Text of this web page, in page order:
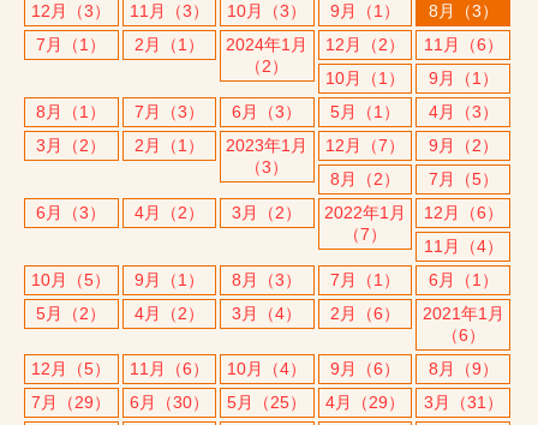
12月（3）
11月（3） 10月（3） 9月（1）
8月（3）
7月（1）
2月（1）
2024年1月
（2）
12月（2）
11月（6）
10月（1）
9月（1）
8月（1）
7月（3） 6月（3） 5月（1）
4月（3）
3月（2）
2月（1）
2023年1月
（3）
12月（7）
9月（2）
8月（2）
7月（5）
6月（3）
4月（2） 3月（2）
2022年1月
（7）
12月（6）
11月（4）
10月（5）
9月（1） 8月（3） 7月（1）
6月（1）
5月（2）
4月（2） 3月（4） 2月（6）
2021年1月
（6）
12月（5）
11月（6） 10月（4） 9月（6）
8月（9）
7月（29）
6月（30） 5月（25） 4月（29）
3月（31）